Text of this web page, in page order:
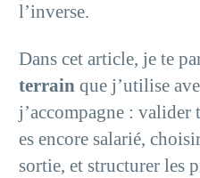
l’inverse.
Dans cet article, je te
terrain que j’utilise
j’accompagne : valider
es encore salarié,
sortie, et structurer les